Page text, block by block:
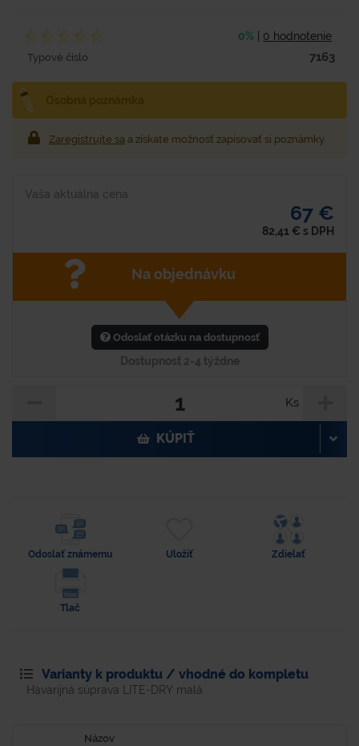
0% 0 hodnotenie
Typové číslo 7163
Zaregistrujte sa a získate možnosť zapisovať si poznámky
Vaša aktuálna cena
67 €
82,41 € s DPH
Na objednávku
Odoslať otázku na dostupnosť
Dostupnosť 2-4 týždne
Ks
KÚPIŤ
Odoslať známemu Uložiť Zdielať
Tlač
Varianty k produktu / vhodné do kompletu
Havarijná súprava LITE-DRY malá
Názov